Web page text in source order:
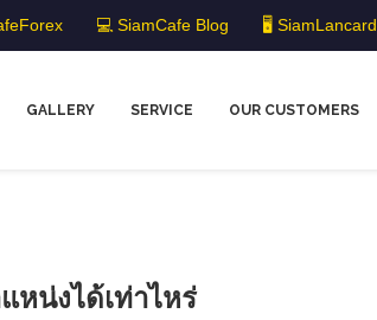
💻 SiamCafe Blog 🖥️ SiamLancard
GALLERY SERVICE OUR CUSTOMERS
หน่งได้เท่าไหร่